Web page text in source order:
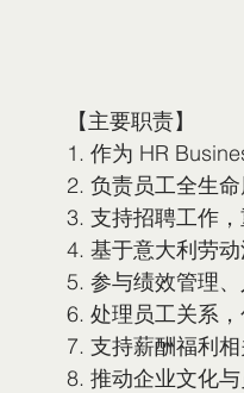
【主要职责】
1. 作为 HR
2. 负责员工全生
3. 支持招聘工作
4. 基于意大利劳
5. 参与绩效管理
6. 处理员工关系
7. 支持薪酬福利
8. 推动企业文化